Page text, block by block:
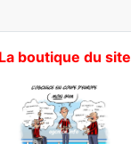
La boutique du site